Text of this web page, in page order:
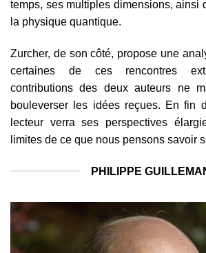
temps, ses multiples dimensions, ainsi
la physique quantique.
Zurcher, de son côté, propose une
certaines de ces rencontres
contributions des deux auteurs ne
bouleverser les idées reçues. En fin
lecteur verra ses perspectives
limites de ce que nous pensons savoir
PHILIPPE